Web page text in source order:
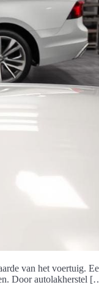
van het voertuig.
Door autolakherstel